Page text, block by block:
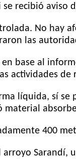
recibió aviso
No hay
las
base al
actividades
líquida, sí
material
400
arroyo